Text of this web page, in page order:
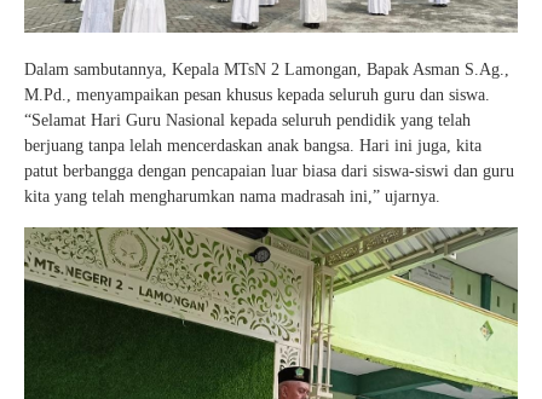
Dalam sambutannya, Kepala MTsN 2 Lamongan, Bapak Asman S.Ag.,
M.Pd., menyampaikan pesan khusus kepada seluruh guru dan siswa.
“Selamat Hari Guru Nasional kepada seluruh pendidik yang telah
berjuang tanpa lelah mencerdaskan anak bangsa. Hari ini juga, kita
patut berbangga dengan pencapaian luar biasa dari siswa-siswi dan guru
kita yang telah mengharumkan nama madrasah ini,” ujarnya.